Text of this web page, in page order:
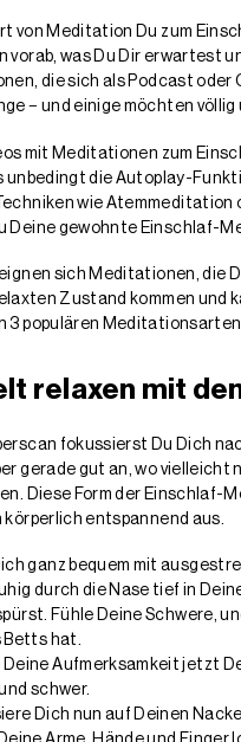
von Meditation Du zum
vorab, was Du Dir erwartest
die sich als Podcast oder
− und einige möchten
mit Meditationen zum
unbedingt die Autoplay-
wie Atemmeditation
Deine gewohnte Einschlaf-
sich Meditationen, die
Zustand kommen und
3 populären
relaxen mit
fokussierst Du Dich
gerade gut an, wo
Diese Form der Einschlaf-
körperlich entspannend aus.
ganz bequem mit
durch die Nase tief in
Fühle Deine Schwere,
Betts hat.
Deine Aufmerksamkeit jetzt
schwer.
Dich nun auf Deinen